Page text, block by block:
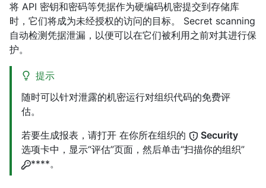
将 API 密钥和密码等凭据作为硬编码机密提交到存储库
时，它们将成为未经授权的访问的目标。 Secret scanning
自动检测凭据泄漏，以便可以在它们被利用之前对其进行保
护。
提示
随时可以针对泄露的机密运行对组织代码的免费评
估。
若要生成报表，请打开 在你所在组织的
Security
选项卡中，显示“评估”页面，然后单击“扫描你的组织”
****。